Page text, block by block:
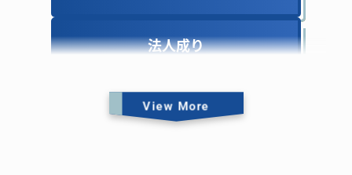
法人成り
法人成り
View More